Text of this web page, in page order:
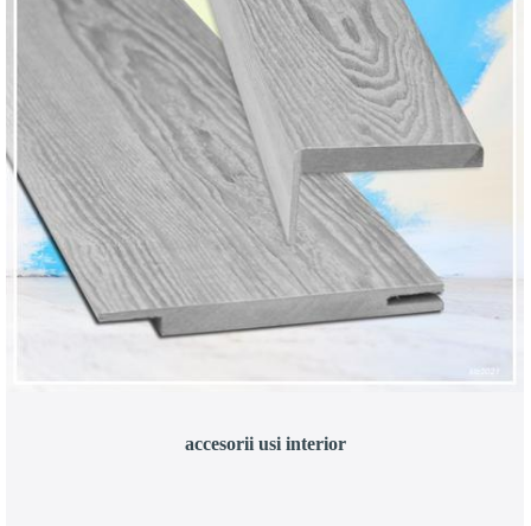
accesorii usi interior